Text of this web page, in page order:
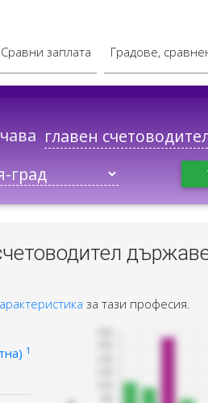
Сравни заплата Градове,
за тази професия.
1